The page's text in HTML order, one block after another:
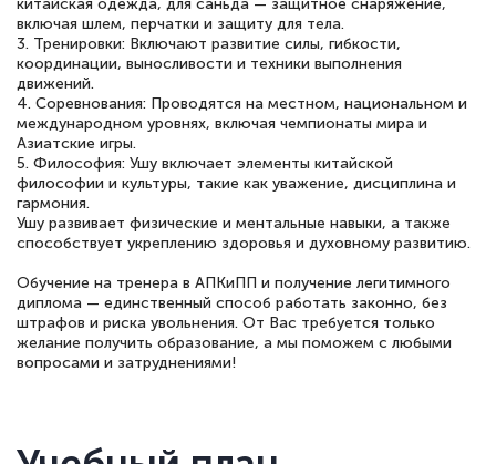
китайская одежда, для саньда — защитное снаряжение,
включая шлем, перчатки и защиту для тела.
3. Тренировки: Включают развитие силы, гибкости,
координации, выносливости и техники выполнения
движений.
4. Соревнования: Проводятся на местном, национальном и
международном уровнях, включая чемпионаты мира и
Азиатские игры.
5. Философия: Ушу включает элементы китайской
философии и культуры, такие как уважение, дисциплина и
гармония.
Ушу развивает физические и ментальные навыки, а также
способствует укреплению здоровья и духовному развитию.
Обучение на тренера в АПКиПП и получение легитимного
диплома — единственный способ работать законно, без
штрафов и риска увольнения. От Вас требуется только
желание получить образование, а мы поможем с любыми
вопросами и затруднениями!